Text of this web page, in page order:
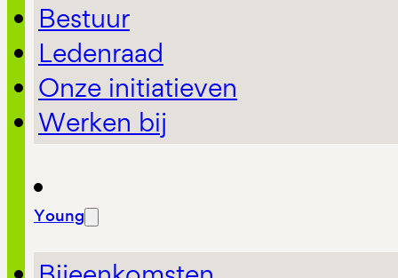
Bestuur
Ledenraad
Onze initiatieven
Werken bij
Young